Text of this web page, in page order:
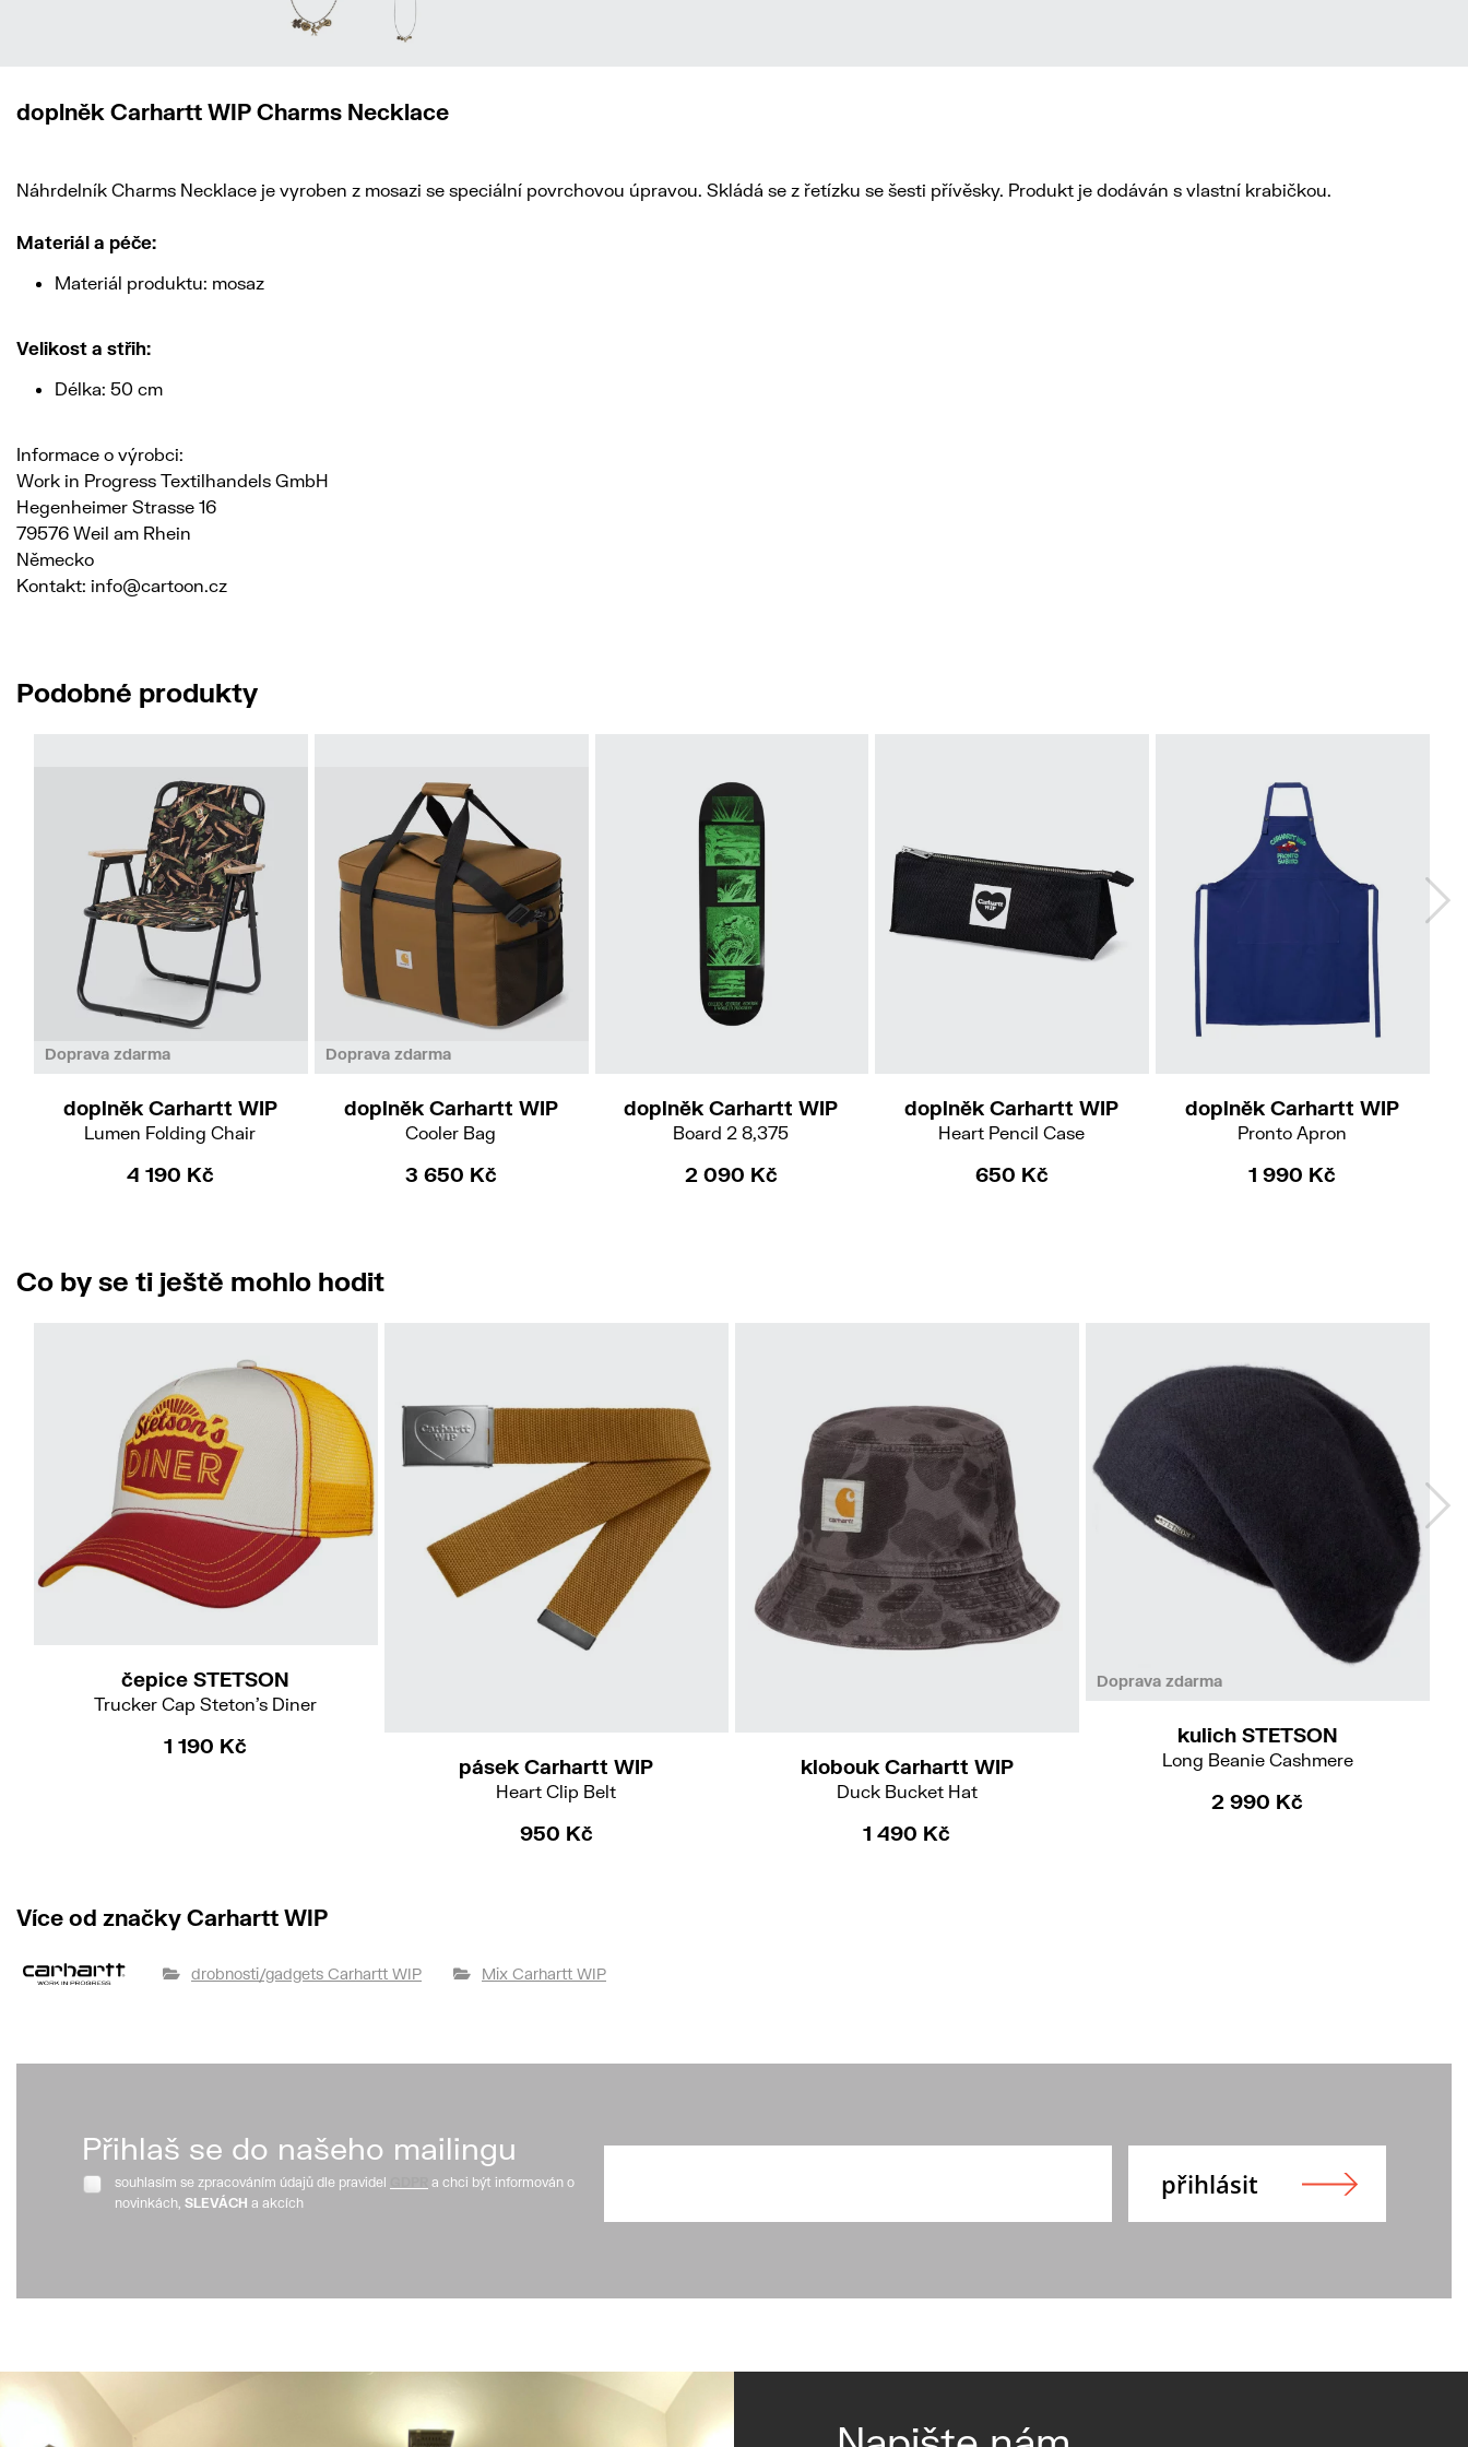
doplněk Carhartt WIP Charms Necklace
Náhrdelník Charms Necklace je vyroben z mosazi se speciální povrchovou úpravou. Skládá se z řetízku se šesti přívěsky. Produkt je dodáván s vlastní krabičkou.
Materiál a péče:
Materiál produktu: mosaz
Velikost a střih:
Délka: 50 cm
Informace o výrobci:
Work in Progress Textilhandels GmbH
Hegenheimer Strasse 16
79576 Weil am Rhein
Německo
Kontakt: info@cartoon.cz
Podobné produkty
Doprava zdarma
doplněk Carhartt WIP
Lumen Folding Chair
4 190 Kč
Doprava zdarma
doplněk Carhartt WIP
Cooler Bag
3 650 Kč
doplněk Carhartt WIP
Board 2 8,375
2 090 Kč
doplněk Carhartt WIP
Heart Pencil Case
650 Kč
doplněk Carhartt WIP
Pronto Apron
1 990 Kč
Co by se ti ještě mohlo hodit
čepice STETSON
Trucker Cap Steton's Diner
1 190 Kč
pásek Carhartt WIP
Heart Clip Belt
950 Kč
klobouk Carhartt WIP
Duck Bucket Hat
1 490 Kč
Doprava zdarma
kulich STETSON
Long Beanie Cashmere
2 990 Kč
Více od značky Carhartt WIP
drobnosti/gadgets Carhartt WIP Mix Carhartt WIP
Přihlaš se do našeho mailingu
souhlasím se zpracováním údajů dle pravidel
a chci být informován o
novinkách, SLEVÁCH a akcích